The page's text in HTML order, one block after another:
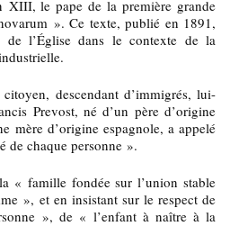
XIII, le pape de la première grande
». Ce texte, publié en 1891,
de l’Église dans le contexte de la
descendant d’immigrés, lui-
Prevost, né d’un père d’origine
mère d’origine espagnole, a appelé
de chaque personne ».
« famille fondée sur l’union stable
», et en insistant sur le respect de
», de « l’enfant à naître à la